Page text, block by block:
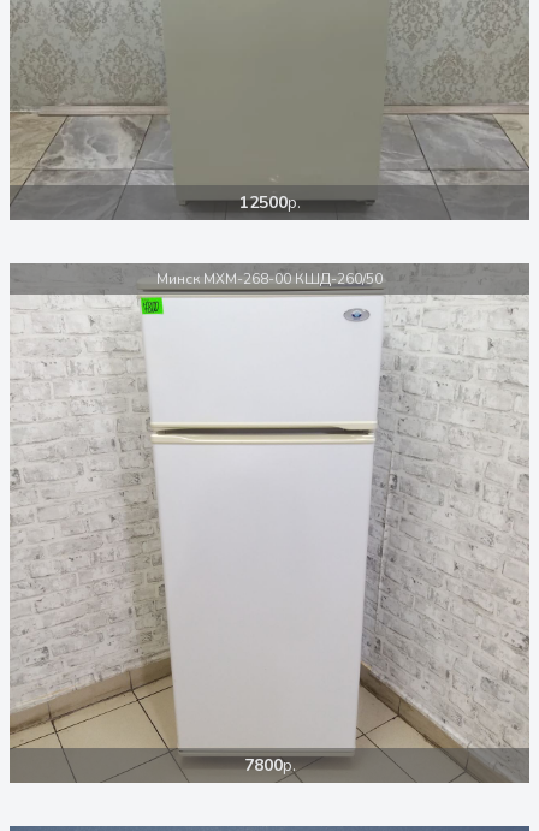
12500р.
Минск MXM-268-00 КШД-260/50
7800р.